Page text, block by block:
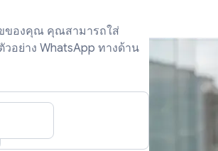
ของคุณ คุณสามารถใส่
อย่าง WhatsApp ทางด้าน